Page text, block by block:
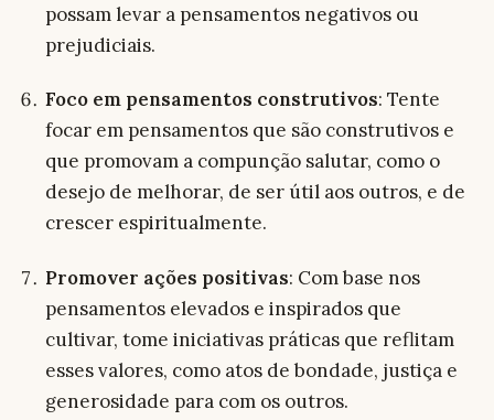
possam levar a pensamentos negativos ou
prejudiciais.
Foco em pensamentos construtivos: Tente
focar em pensamentos que são construtivos e
que promovam a compunção salutar, como o
desejo de melhorar, de ser útil aos outros, e de
crescer espiritualmente.
Promover ações positivas: Com base nos
pensamentos elevados e inspirados que
cultivar, tome iniciativas práticas que reflitam
esses valores, como atos de bondade, justiça e
generosidade para com os outros.